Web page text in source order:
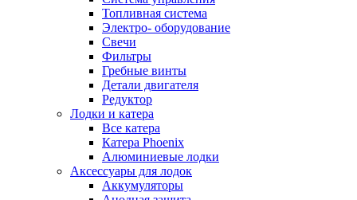
Топливная система
Электро- оборудование
Свечи
Фильтры
Гребные винты
Детали двигателя
Редуктор
Лодки и катера
Все катера
Катера Phoenix
Алюминиевые лодки
Аксессуары для лодок
Аккумуляторы